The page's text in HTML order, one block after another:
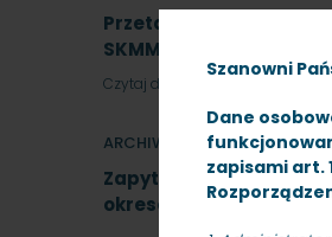
Szanowni
Dane
zapisami art.
Przetarg
SKMMU.086.77.22
Czytaj dalej
ARCHIWUM
Zapytanie ofertowe na
okresowej w zakresie